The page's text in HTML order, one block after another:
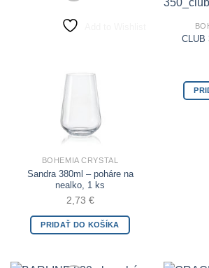
BOHEMIA CRYSTAL
Sandra 380ml – poháre na
nealko, 1 ks
2,73 €
PRIDAŤ DO KOŠÍKA
CLUB